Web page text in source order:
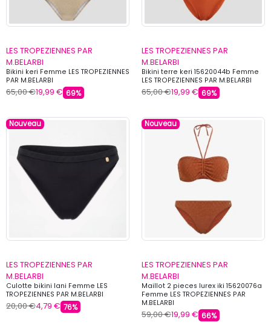
LES TROPEZIENNES PAR
M.BELARBI
Bikini keri Femme LES TROPEZIENNES
PAR M.BELARBI
65,00 €19,99 € 69%
LES TROPEZIENNES PAR
M.BELARBI
Bikini terre keri 15620044b Femme
LES TROPEZIENNES PAR M.BELARBI
65,00 €19,99 € 69%
Nouveau
LES TROPEZIENNES PAR
M.BELARBI
Culotte bikini lani Femme LES
TROPEZIENNES PAR M.BELARBI
20,00 €4,79 € 76%
Nouveau
LES TROPEZIENNES PAR
M.BELARBI
Maillot 2 pieces lurex iki 15620076a
Femme LES TROPEZIENNES PAR
M.BELARBI
59,00 €19,99 € 66%